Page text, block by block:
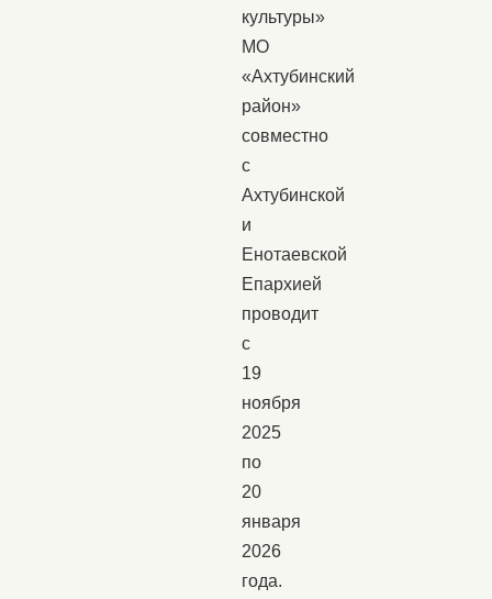
культуры»
МО
«Ахтубинский
район»
совместно
с
Ахтубинской
и
Енотаевской
Епархией
проводит
с
19
ноября
2025
по
20
января
2026
года.